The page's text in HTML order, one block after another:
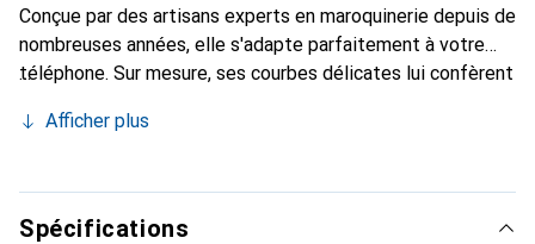
Conçue par des artisans experts en maroquinerie depuis de
nombreuses années, elle s'adapte parfaitement à votre
téléphone. Sur mesure, ses courbes délicates lui confèrent
et indispensable pour votre smartphone. Reconnaître
marque Noreve est un choix sûr pour une clientèle
exigeante.
Afficher plus
Spécifications